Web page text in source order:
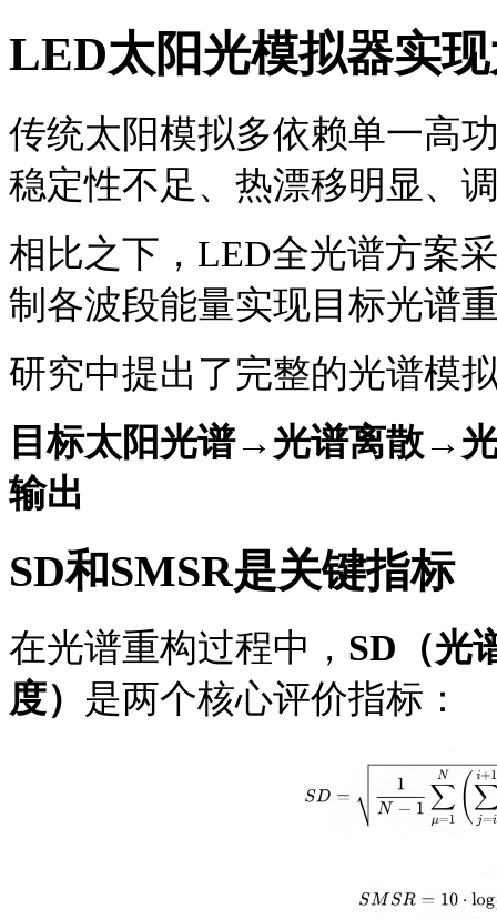
LED太阳光模拟器实
传统太阳模拟多依赖单一高
稳定性不足、热漂移明显、
相比之下， LED全光谱方案
制各波段能量实现目标光谱
研究中提出了完整的光谱模
目标太阳光谱→光谱离散→
输出
SD和SMSR是关键指标
在光谱重构过程中， SD（光
度） 是两个核心评价指标：